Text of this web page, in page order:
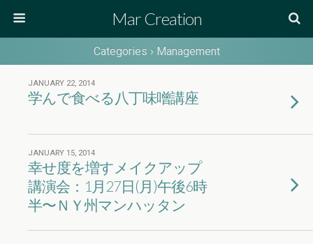
Mar Creation
Categories › Management
JANUARY 22, 2014
学んで食べる八丁味噌講座
JANUARY 15, 2014
幸せ度を増すメイクアップ
講演会：1月27日(月)午後6時
半〜ＮＹ州マンハッタン